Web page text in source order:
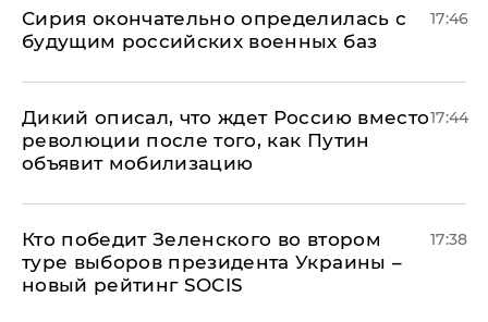
Сирия окончательно определилась с
будущим российских военных баз
17:46
Дикий описал, что ждет Россию вместо
революции после того, как Путин
объявит мобилизацию
17:44
Кто победит Зеленского во втором
туре выборов президента Украины –
новый рейтинг SOCIS
17:38